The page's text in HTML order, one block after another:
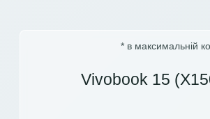
* в максимальній
Vivobook 15